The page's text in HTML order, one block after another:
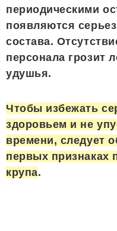
периодическими
появляются
состава.
персонала грозит
удушья.
Чтобы избежать
здоровьем и не
времени, следует
первых признаках
крупа.